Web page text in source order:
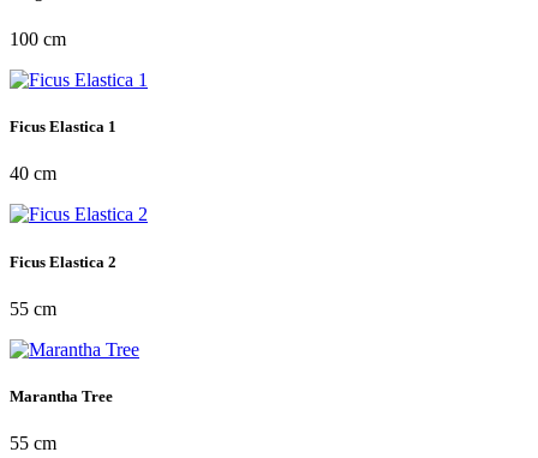
100 cm
Ficus Elastica 1
40 cm
Ficus Elastica 2
55 cm
Marantha Tree
55 cm